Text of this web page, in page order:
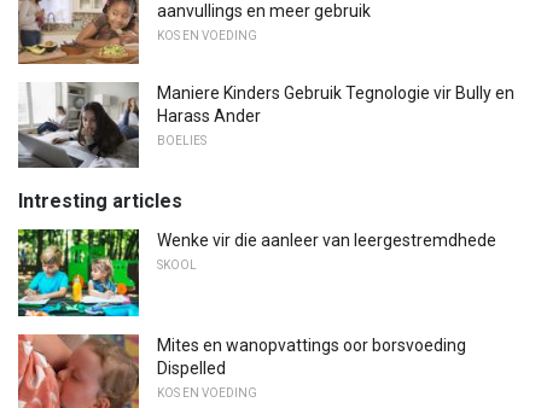
aanvullings en meer gebruik
KOS EN VOEDING
Maniere Kinders Gebruik Tegnologie vir Bully en
Harass Ander
BOELIES
Intresting articles
Wenke vir die aanleer van leergestremdhede
SKOOL
Mites en wanopvattings oor borsvoeding
Dispelled
KOS EN VOEDING